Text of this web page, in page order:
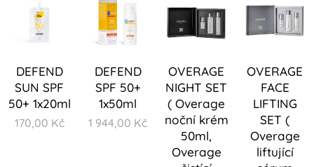
DEFEND
SUN SPF
50+ 1x20ml
170,00 Kč
DEFEND
SPF 50+
1x50ml
1 944,00 Kč
OVERAGE
NIGHT SET
( Overage
noční krém
50ml,
Overage
OVERAGE
FACE
LIFTING
SET (
Overage
liftující